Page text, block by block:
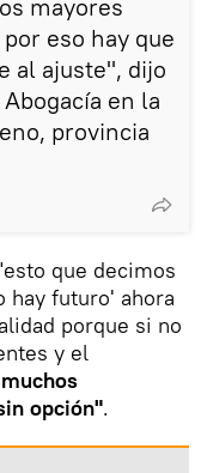
mayores
eso hay que
al ajuste", dijo
en la
provincia
que decimos
hay futuro' ahora
porque si no
y el
muchos
opción".